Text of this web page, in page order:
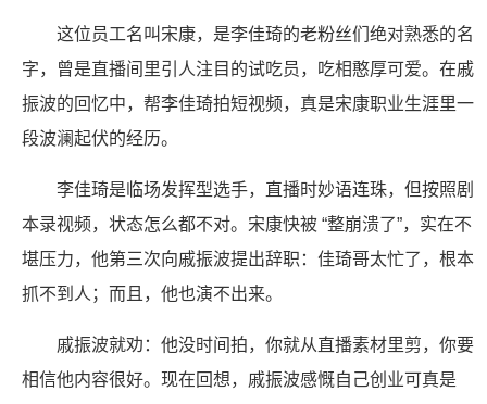
这位员工名叫宋康，是李佳琦的老粉丝们绝对熟悉的名
字，曾是直播间里引人注目的试吃员，吃相憨厚可爱。在戚
振波的回忆中，帮李佳琦拍短视频，真是宋康职业生涯里一
段波澜起伏的经历。
李佳琦是临场发挥型选手，直播时妙语连珠，但按照剧
本录视频，状态怎么都不对。宋康快被 “整崩溃了”，实在不
堪压力，他第三次向戚振波提出辞职：佳琦哥太忙了，根本
抓不到人；而且，他也演不出来。
戚振波就劝：他没时间拍，你就从直播素材里剪，你要
相信他内容很好。现在回想，戚振波感慨自己创业可真是